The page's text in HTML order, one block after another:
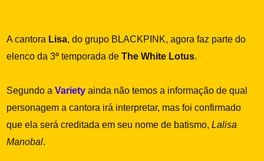
A cantora Lisa, do grupo BLACKPINK, agora faz parte do
elenco da 3ª temporada deThe White Lotus.
Segundo aVariety ainda não temos a informação de qual
personagem a cantora irá interpretar, mas foi confirmado
que ela será creditada em seu nome de batismo,Lalisa
Manobal.